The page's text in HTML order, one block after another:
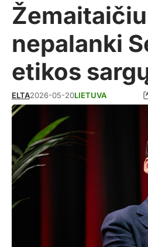
nepalanki
etikos
ELTA2026-05-20LIETUVA